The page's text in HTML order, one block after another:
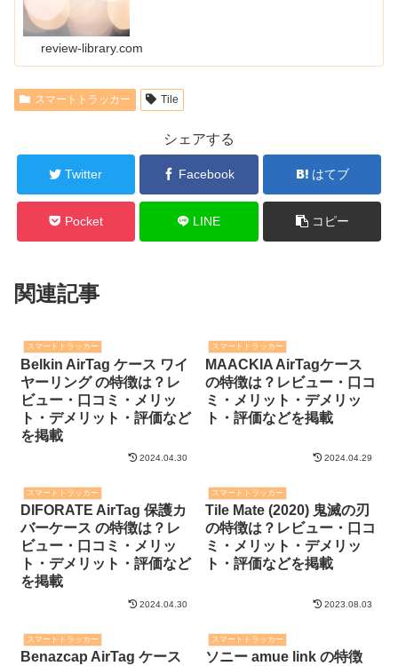
review-library.com
スマートトラッカー Tile
シェアする
Twitter Facebook はてブ
Pocket LINE コピー
関連記事
スマートトラッカー
Belkin AirTag ケース ワイ
ヤーリング の特徴は？レ
ビュー・口コミ・メリッ
ト・デメリット・評価など
を掲載
2024.04.30
スマートトラッカー
MAACKIA AirTagケース
の特徴は？レビュー・口コ
ミ・メリット・デメリッ
ト・評価などを掲載
2024.04.29
スマートトラッカー
DIFORATE AirTag 保護カ
バーケース の特徴は？レ
ビュー・口コミ・メリッ
ト・デメリット・評価など
を掲載
2024.04.30
スマートトラッカー
Tile Mate (2020) 鬼滅の刃
の特徴は？レビュー・口コ
ミ・メリット・デメリッ
ト・評価などを掲載
2023.08.03
スマートトラッカー
Benazcap AirTag ケース
スマートトラッカー
ソニー amue link の特徴